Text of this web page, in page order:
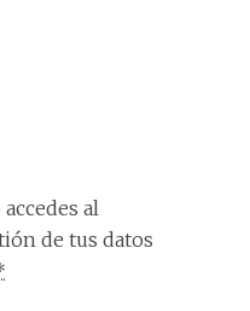
al
de tus datos